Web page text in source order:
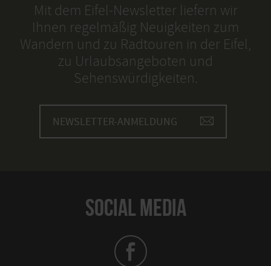
Mit dem Eifel-Newsletter liefern wir
Ihnen regelmäßig Neuigkeiten zum
Wandern und zu Radtouren in der Eifel,
zu Urlaubsangeboten und
Sehenswürdigkeiten.
NEWSLETTER-ANMELDUNG
SOCIAL MEDIA